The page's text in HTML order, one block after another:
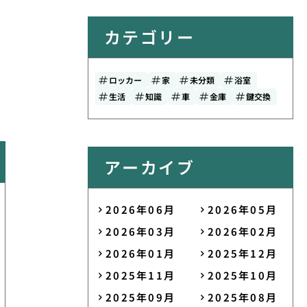
カテゴリー
ロッカー 家 未分類
浴室
生活
知識 車 金庫 鍵交換
アーカイブ
2026年06月
2026年05月
2026年03月
2026年02月
2026年01月
2025年12月
2025年11月
2025年10月
2025年09月
2025年08月